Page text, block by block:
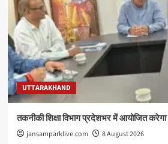
UTTARAKHAND
तकनीकी शिक्षा विभाग प्रदेशभर में आयोजित
jansamparklive.com 8 August 2026